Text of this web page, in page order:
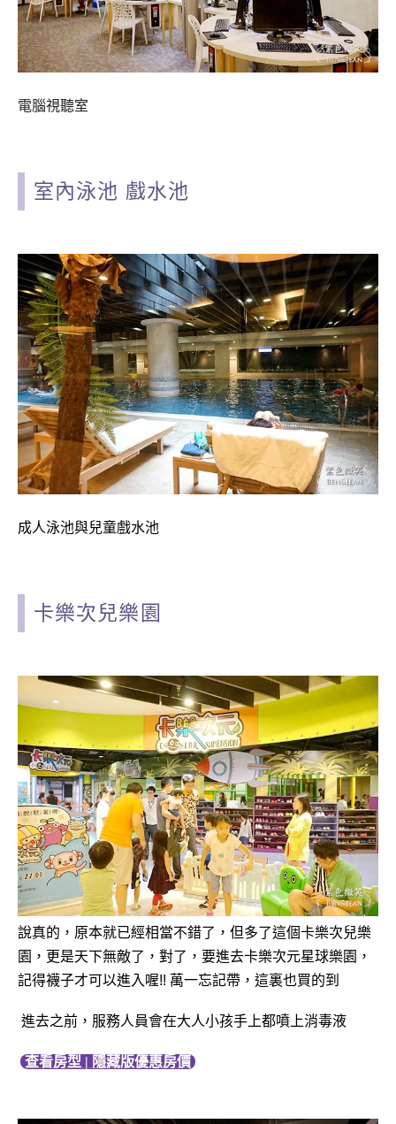
電腦視聽室
室內泳池 戲水池
成人泳池與兒童戲水池
卡樂次兒樂園
說真的，原本就已經相當不錯了，但多了這個卡樂次兒樂
園，更是天下無敵了， 對了，要進去卡樂次元星球樂園，
記得襪子才可以進入喔!! 萬一忘記帶，這裏也買的到
進去之前，服務人員會在大人小孩手上都噴上消毒液
查看房型 | 隱藏版優惠房價